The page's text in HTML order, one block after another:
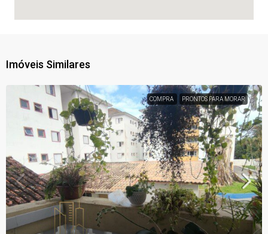
Imóveis Similares
COMPRA PRONTOS PARA MORAR